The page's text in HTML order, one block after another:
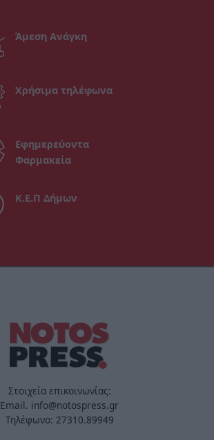
Άμεση Ανάγκη
Χρήσιμα τηλέφωνα
Εφημερεύοντα
Φαρμακεία
Κ.Ε.Π Δήμων
Στοιχεία επικοινωνίας:
Email. info@notospress.gr
Τηλέφωνο: 27310.89949